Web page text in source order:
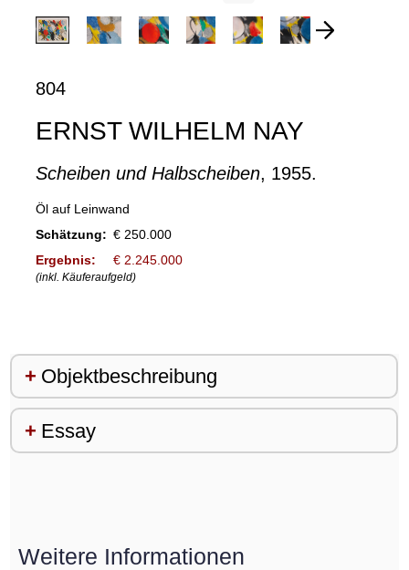
804
ERNST WILHELM NAY
Scheiben und Halbscheiben, 1955.
Öl auf Leinwand
Schätzung: € 250.000
Ergebnis:
€ 2.245.000
(inkl. Käuferaufgeld)
Objektbeschreibung
Essay
Weitere Informationen